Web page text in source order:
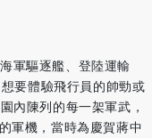
軍驅逐艦、登陸運輸
要體驗飛行員的帥勁或
內陳列的每一架軍武，
軍機，當時為慶賀蔣中